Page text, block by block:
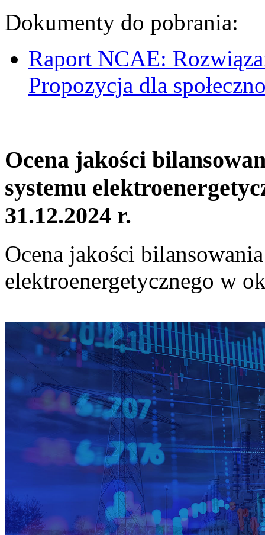
Dokumenty do pobrania:
Raport NCAE:
Propozycja dla
Ocena jakości
systemu
31.12.2024 r.
Ocena jakości
elektroenergetycznego w